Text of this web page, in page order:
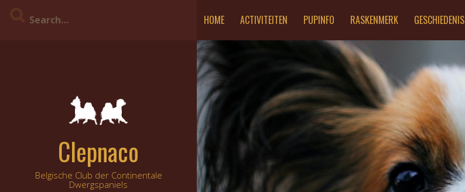
HOME ACTIVITEITEN PUPINFO RASKENMERK GESCHIEDENIS
Clepnaco
Belgische Club der Continentale
Dwergspaniels